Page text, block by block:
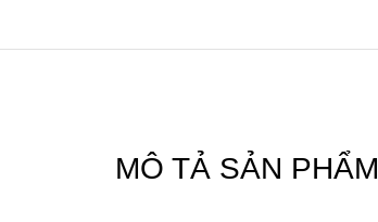
MÔ TẢ SẢN PHẨM